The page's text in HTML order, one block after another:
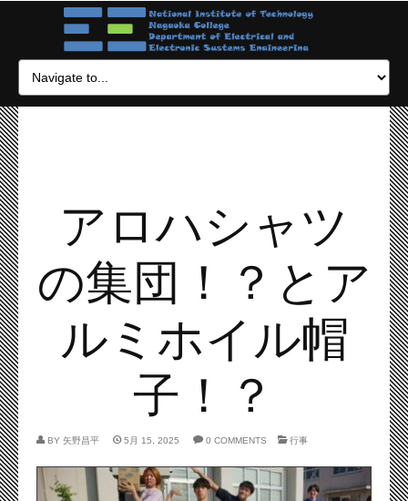
アロハシャツ
の集団！？とア
ルミホイル帽
子！？
BY 矢野昌平 5月 15, 2025 0 COMMENTS 行事